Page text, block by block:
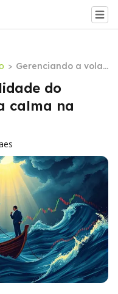
> Gerenciando a volat
ilidade do mercado:
mantendo a calma
na tempestade
do
calma na